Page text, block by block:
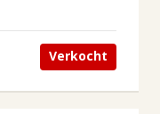
Verkocht